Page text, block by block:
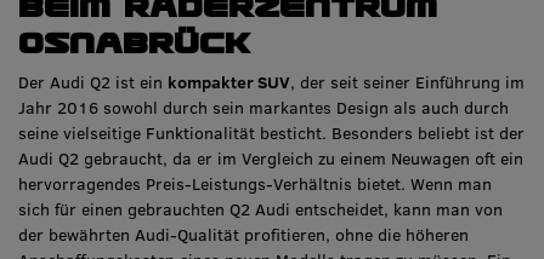
beim Räderzentrum
Osnabrück
Der Audi Q2 ist ein kompakter SUV, der seit seiner Einführung im
Jahr 2016 sowohl durch sein markantes Design als auch durch
seine vielseitige Funktionalität besticht. Besonders beliebt ist der
Audi Q2 gebraucht, da er im Vergleich zu einem Neuwagen oft ein
hervorragendes Preis-Leistungs-Verhältnis bietet. Wenn man
sich für einen gebrauchten Q2 Audi entscheidet, kann man von
der bewährten Audi-Qualität profitieren, ohne die höheren